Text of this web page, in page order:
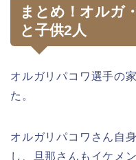
まとめ！オルガ
と子供2人
オルガリパコワ選手の
た。
オルガリパコワさん自
し、旦那さんもイケメ